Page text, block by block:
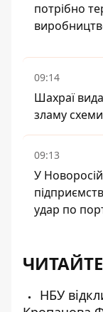
потрібно
09:14
Шахраї
зламу схеми
09:13
У
удар по
НБУ